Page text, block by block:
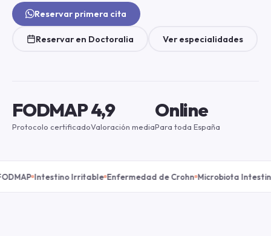
Reservar primera cita
Reservar en Doctoralia Ver especialidades
FODMAP
Protocolo certificado
4,9
Valoración media
Online
Para toda España
Intestino Irritable Enfermedad de Crohn Microbiota Intestinal